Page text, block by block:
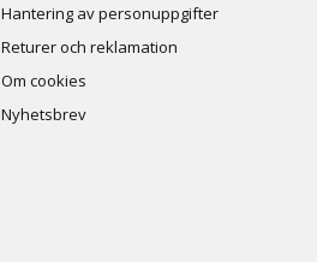
Hantering av personuppgifter
Returer och reklamation
Om cookies
Nyhetsbrev